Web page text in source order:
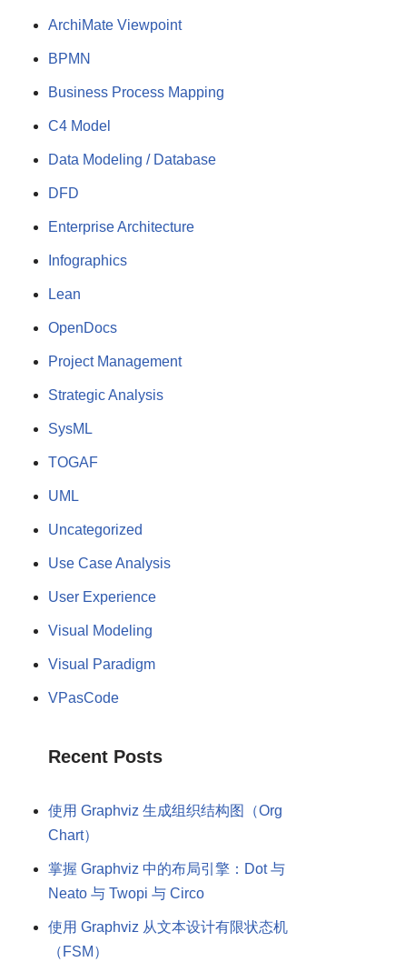
ArchiMate Viewpoint
BPMN
Business Process Mapping
C4 Model
Data Modeling / Database
DFD
Enterprise Architecture
Infographics
Lean
OpenDocs
Project Management
Strategic Analysis
SysML
TOGAF
UML
Uncategorized
Use Case Analysis
User Experience
Visual Modeling
Visual Paradigm
VPasCode
Recent Posts
使用 Graphviz 生成组织结构图（Org
Chart）
掌握 Graphviz 中的布局引擎：Dot 与
Neato 与 Twopi 与 Circo
使用 Graphviz 从文本设计有限状态机
（FSM）